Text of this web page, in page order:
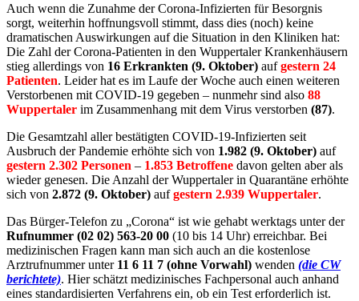
Auch wenn die Zunahme der Corona-Infizierten für Besorgnis
sorgt, weiterhin hoffnungsvoll stimmt, dass dies (noch) keine
dramatischen Auswirkungen auf die Situation in den Kliniken hat:
Die Zahl der Corona-Patienten in den Wuppertaler Krankenhäusern
stieg allerdings von 16 Erkrankten (9. Oktober) aufgestern 24
Patienten. Leider hat es im Laufe der Woche auch einen weiteren
Verstorbenen mit COVID-19 gegeben – nunmehr sind also 88
Wuppertaler im Zusammenhang mit dem Virus verstorben (87).
Die Gesamtzahl aller bestätigten COVID-19-Infizierten seit
Ausbruch der Pandemie erhöhte sich von 1.982 (9. Oktober) auf
gestern 2.302 Personen – 1.853 Betroffene davon gelten aber als
wieder genesen. Die Anzahl der Wuppertaler in Quarantäne erhöhte
sich von 2.872 (9. Oktober) aufgestern 2.939 Wuppertaler.
Das Bürger-Telefon zu „Corona“ ist wie gehabt werktags unter der
Rufnummer (02 02) 563-20 00 (10 bis 14 Uhr) erreichbar. Bei
medizinischen Fragen kann man sich auch an die kostenlose
Arztrufnummer unter 11 6 11 7 (ohne Vorwahl) wenden (die CW
berichtete). Hier schätzt medizinisches Fachpersonal auch anhand
eines standardisierten Verfahrens ein, ob ein Test erforderlich ist.